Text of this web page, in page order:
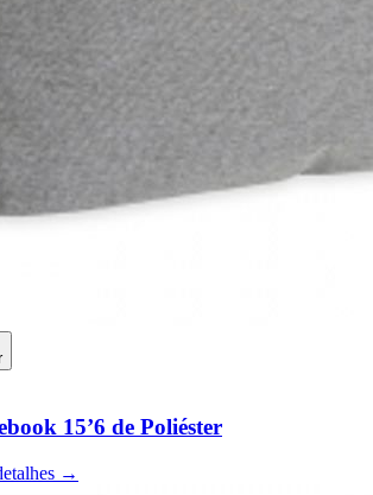
15’6 de Poliéster
→